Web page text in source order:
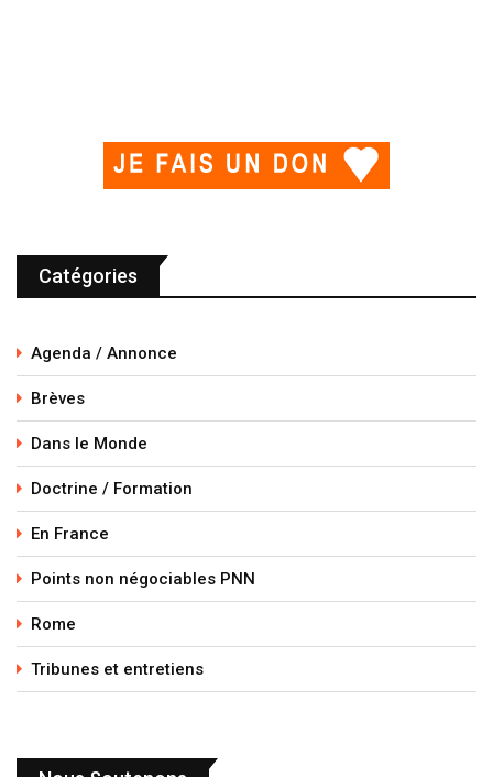
Catégories
Agenda / Annonce
Brèves
Dans le Monde
Doctrine / Formation
En France
Points non négociables PNN
Rome
Tribunes et entretiens